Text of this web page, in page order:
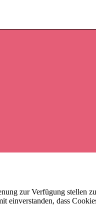
zur Verfügung stellen
einverstanden, dass